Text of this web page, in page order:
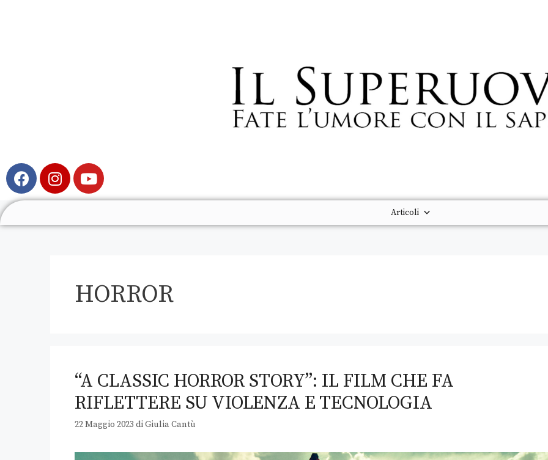
Articoli
HORROR
“A CLASSIC HORROR STORY”: IL FILM CHE FA
RIFLETTERE SU VIOLENZA E TECNOLOGIA
22 Maggio 2023 diGiulia Cantù